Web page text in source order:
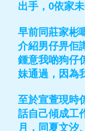
出手，0依家
早前同莊家彬
介紹男仔畀佢
鍾意我啲狗仔
妹通過，因為
至於宣萱現時
話自己傾成工
月，同夏文汐